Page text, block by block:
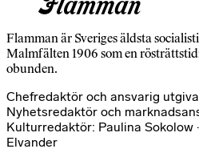
Flamman är Sveriges äldsta
Malmfälten 1906 som en
obunden.
Chefredaktör och ansvarig
Nyhetsredaktör och
Kulturredaktör: Paulina Sokolow
Elvander